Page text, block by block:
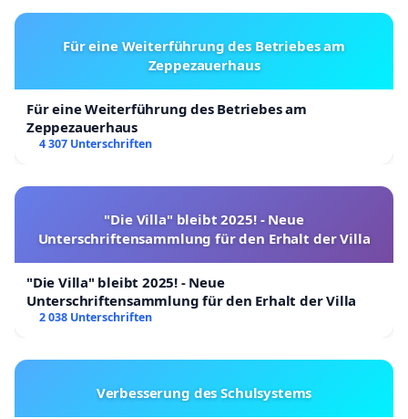
Für eine Weiterführung des Betriebes am
Zeppezauerhaus
Für eine Weiterführung des Betriebes am
Zeppezauerhaus
4 307 Unterschriften
"Die Villa" bleibt 2025! - Neue
Unterschriftensammlung für den Erhalt der Villa
"Die Villa" bleibt 2025! - Neue
Unterschriftensammlung für den Erhalt der Villa
2 038 Unterschriften
Verbesserung des Schulsystems